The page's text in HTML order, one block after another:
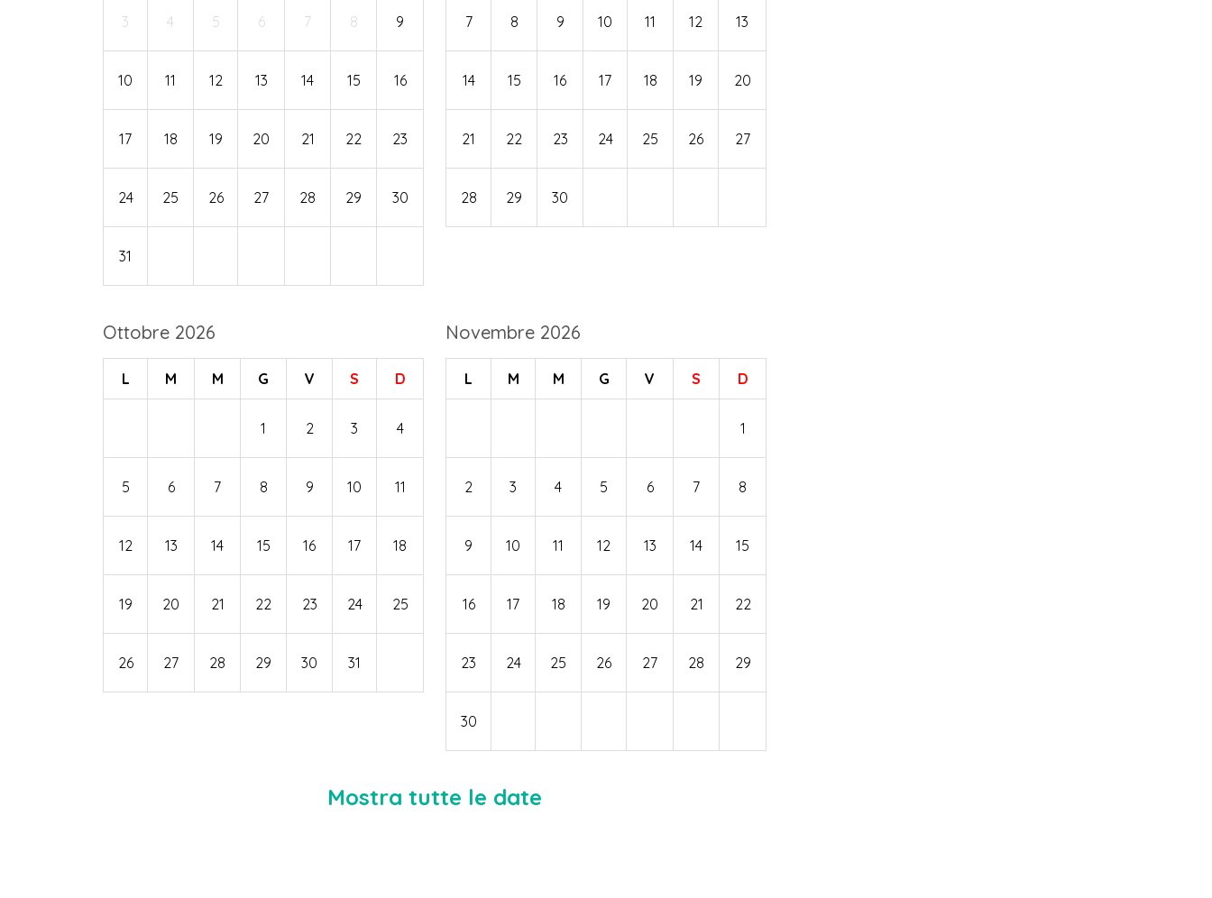
3 4 5 6 7 8 9
10 11 12 13 14 15 16
17 18 19 20 21 22 23
24 25 26 27 28 29 30
31
7 8 9 10 11 12 13
14 15 16 17 18 19 20
21 22 23 24 25 26 27
28 29 30
Ottobre 2026
L M M G V S D
1 2 3 4
5 6 7 8 9 10 11
12 13 14 15 16 17 18
19 20 21 22 23 24 25
26 27 28 29 30 31
Novembre 2026
L M M G V S D
1
2 3 4 5 6 7 8
9 10 11 12 13 14 15
16 17 18 19 20 21 22
23 24 25 26 27 28 29
30
Mostra tutte le date